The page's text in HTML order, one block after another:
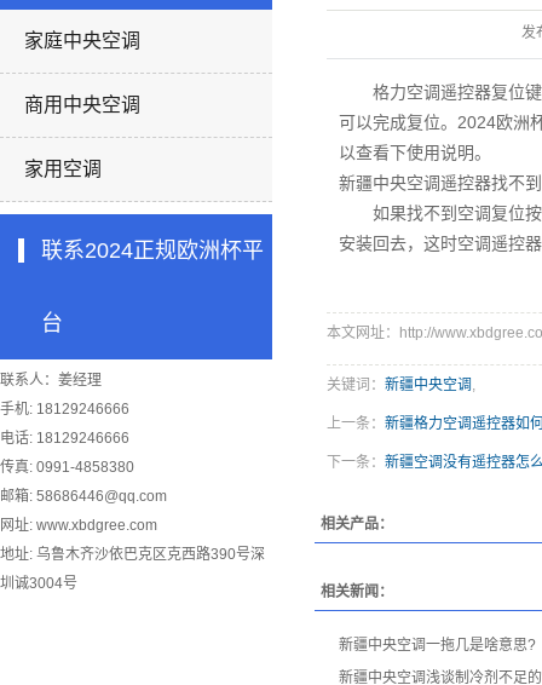
家庭中央空调
商用中央空调
家用空调
联系2024正规欧洲杯平
台
联系人：姜经理
手机: 18129246666
电话: 18129246666
传真: 0991-4858380
邮箱: 58686446@qq.com
网址: www.xbdgree.com
地址: 乌鲁木齐沙依巴克区克西路390号深
圳诚3004号
发
格力空调遥控器复位键
可以完成复位。 2024欧洲
以查看下使用说明。
新疆中央空调遥控器找不
如果找不到空调复位按
安装回去，这时空调遥控
本文网址：http://
关键词： 新疆中央空调 ,
上一条： 新疆格力空调遥控器如
下一条： 新疆空调没有遥控器怎
相关产品：
相关新闻：
新疆中央空调一拖几是啥意思?
新疆中央空调浅谈制冷剂不足